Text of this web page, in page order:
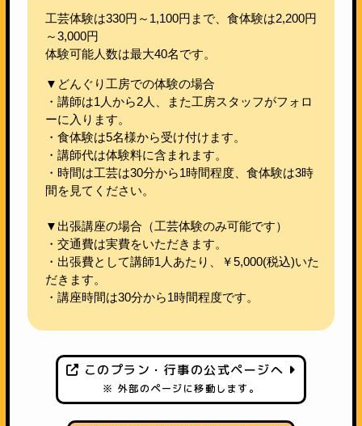
工芸体験は330円～1,100円まで、食体験は2,200円
～3,000円
体験可能人数は最大40名です。
▼どんぐり工房での体験の場合
・講師は1人から2人、また工房スタッフがフォロ
ーに入ります。
・食体験は5名様から受け付けます。
・講師代は体験料に含まれます。
・時間は工芸は30分から1時間程度、食体験は3時
間を見てください。
▼出張講座の場合（工芸体験のみ可能です）
・交通費は実費をいただきます。
・出張費として講師1人あたり、￥5,000(税込)いた
だきます。
・講座時間は30分から1時間程度です。
このプラン・行事の公式ページへ
※ 外部のページに移動します。